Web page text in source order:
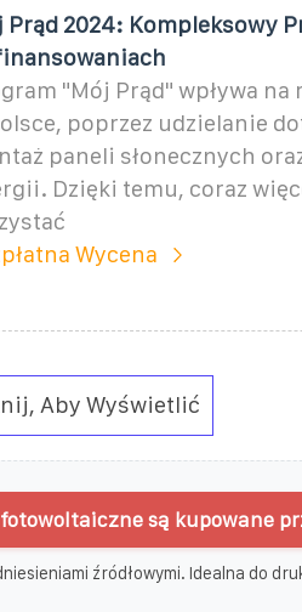
Prąd 2024: Kompleksowy
"Mój Prąd" wpływa
poprzez udzielanie
paneli słonecznych
Dzięki temu, coraz
Wycena
Aby Wyświetlić
są kupowane
źródłowymi. Idealna do